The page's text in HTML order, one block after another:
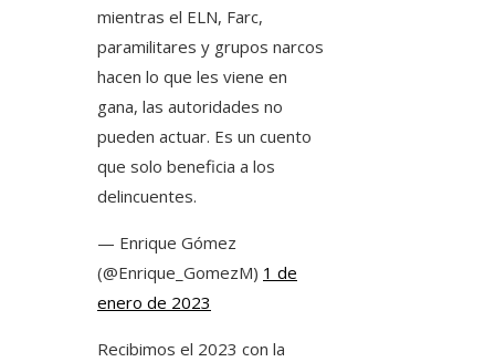
mientras el ELN, Farc,
paramilitares y grupos narcos
hacen lo que les viene en
gana, las autoridades no
pueden actuar. Es un cuento
que solo beneficia a los
delincuentes.
— Enrique Gómez
(@Enrique_GomezM) 1 de
enero de 2023
Recibimos el 2023 con la